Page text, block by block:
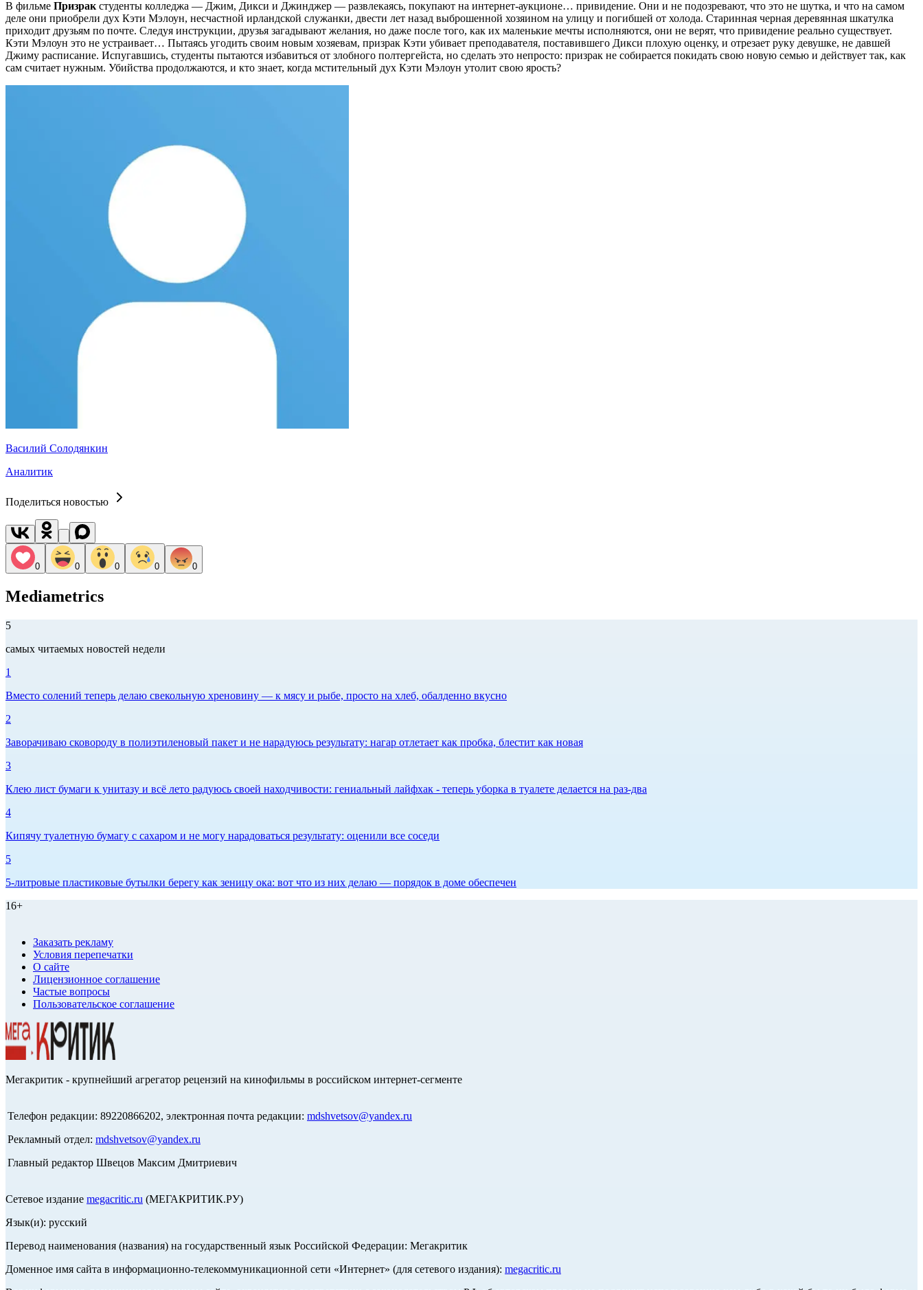
В фильме Призракстуденты колледжа — Джим, Дикси и Джинджер — развлекаясь, покупают на интернет-аукционе… привидение. Они и не подозревают, что это не шутка, и что на самом
деле они приобрели дух Кэти Мэлоун, несчастной ирландской служанки, двести лет назад выброшенной хозяином на улицу и погибшей от холода. Старинная черная деревянная шкатулка
приходит друзьям по почте. Следуя инструкции, друзья загадывают желания, но даже после того, как их маленькие мечты исполняются, они не верят, что привидение реально существует.
Кэти Мэлоун это не устраивает… Пытаясь угодить своим новым хозяевам, призрак Кэти убивает преподавателя, поставившего Дикси плохую оценку, и отрезает руку девушке, не давшей
Джиму расписание. Испугавшись, студенты пытаются избавиться от злобного полтергейста, но сделать это непросто: призрак не собирается покидать свою новую семью и действует так, как
сам считает нужным. Убийства продолжаются, и кто знает, когда мстительный дух Кэти Мэлоун утолит свою ярость?
Василий Солодянкин
Аналитик
Поделиться новостью
0 0 0 0 0
Mediametrics
5
самых читаемых новостей недели
1
Вместо солений теперь делаю свекольную хреновину — к мясу и рыбе, просто на хлеб, обалденно вкусно
2
Заворачиваю сковороду в полиэтиленовый пакет и не нарадуюсь результату: нагар отлетает как пробка, блестит как новая
3
Клею лист бумаги к унитазу и всё лето радуюсь своей находчивости: гениальный лайфхак - теперь уборка в туалете делается на раз-два
4
Кипячу туалетную бумагу с сахаром и не могу нарадоваться результату: оценили все соседи
5
5-литровые пластиковые бутылки берегу как зеницу ока: вот что из них делаю — порядок в доме обеспечен
16+
Заказать рекламу
Условия перепечатки
О сайте
Лицензионное соглашение
Частые вопросы
Пользовательское соглашение
Мегакритик - крупнейший агрегатор рецензий на кинофильмы в российском интернет-сегменте
Телефон редакции: 89220866202, электронная почта редакции: mdshvetsov@yandex.ru
Рекламный отдел: mdshvetsov@yandex.ru
Главный редактор Швецов Максим Дмитриевич
Сетевое издание megacritic.ru (МЕГАКРИТИК.РУ)
Язык(и): русский
Перевод наименования (названия) на государственный язык Российской Федерации: Мегакритик
Доменное имя сайта в информационно-телекоммуникационной сети «Интернет» (для сетевого издания): megacritic.ru